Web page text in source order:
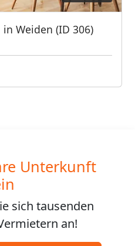
Weiden (ID 306)
Unterkunft
sich tausenden
an!